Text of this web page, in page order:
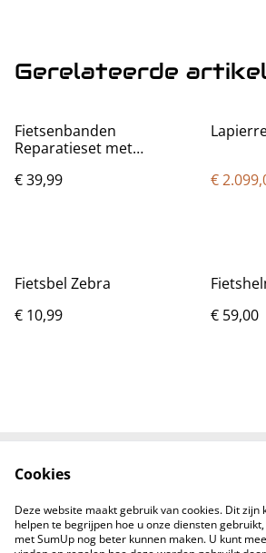
Gerelateerde
Fietsenbanden
Reparatieset met
in Compacte Frame-Tas
€ 39,99
%
€
Fietsbel Zebra
€ 10,99
€ 59,00
Cookiebeleid
Levering
Cookies
Deze website maakt gebruik van cookies. Dit zijn
helpen te begrijpen hoe u onze diensten
met SumUp nog beter kunnen maken. U kunt